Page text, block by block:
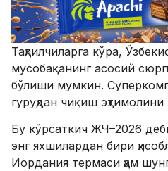
Таҳлилчиларга кўра,
мусобақанинг асосий
бўлиши мумкин.
гуруҳдан чиқиш
Бу кўрсаткич ЖЧ–2026
энг яхшилардан бири
Иордания термаси ҳам